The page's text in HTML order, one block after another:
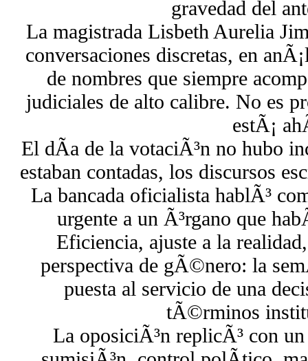
gravedad del
La magistrada Lisbeth Aurelia
conversaciones discretas, en
de nombres que siempre
judiciales de alto calibre. No es
estÃ¡
El dÃ­a de la votaciÃ³n no hubo
estaban contadas, los discursos
La bancada oficialista hablÃ³
urgente a un Ã³rgano que
Eficiencia, ajuste a la
perspectiva de gÃ©nero: la
puesta al servicio de una
tÃ©rminos
La oposiciÃ³n replicÃ³ con